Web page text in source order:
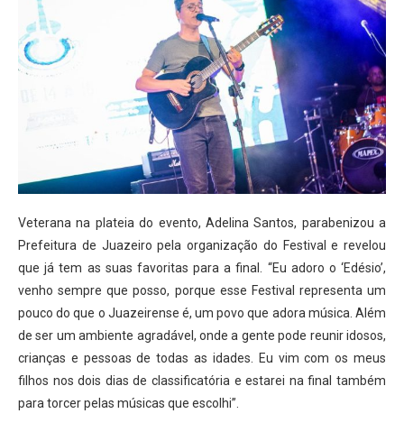
Veterana na plateia do evento, Adelina Santos, parabenizou a
Prefeitura de Juazeiro pela organização do Festival e revelou
que já tem as suas favoritas para a final. “Eu adoro o ‘Edésio’,
venho sempre que posso, porque esse Festival representa um
pouco do que o Juazeirense é, um povo que adora música. Além
de ser um ambiente agradável, onde a gente pode reunir idosos,
crianças e pessoas de todas as idades. Eu vim com os meus
filhos nos dois dias de classificatória e estarei na final também
para torcer pelas músicas que escolhi”.